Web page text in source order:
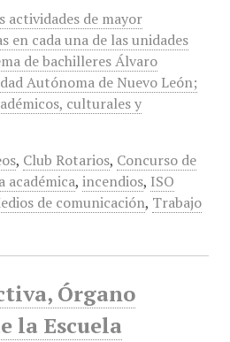
actividades de mayor
en cada una de las unidades
de bachilleres Álvaro
Autónoma de Nuevo León;
culturales y
, Club Rotarios, Concurso de
académica, incendios, ISO
de comunicación, Trabajo
Órgano
la Escuela